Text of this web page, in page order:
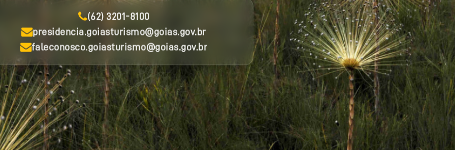
(62) 3201-8100
presidencia.goiasturismo@goias.gov.br
faleconosco.goiasturismo@goias.gov.br